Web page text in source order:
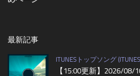
最新記事
ITUNESトップソング
【15:00更新】2026/08/